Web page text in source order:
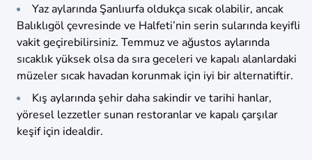
Yaz aylarında Şanlıurfa oldukça sıcak olabilir, ancak
Balıklıgöl çevresinde ve Halfeti’nin serin sularında keyifli
vakit geçirebilirsiniz. Temmuz ve ağustos aylarında
sıcaklık yüksek olsa da sıra geceleri ve kapalı alanlardaki
müzeler sıcak havadan korunmak için iyi bir alternatiftir.
Kış aylarında şehir daha sakindir ve tarihi hanlar,
yöresel lezzetler sunan restoranlar ve kapalı çarşılar
keşif için idealdir.